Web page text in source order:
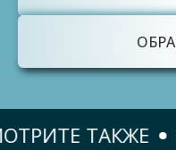
ТАКЖЕ